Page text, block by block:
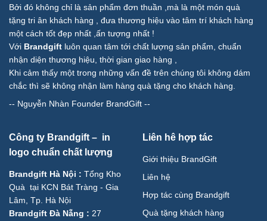
Bởi đó không chỉ là sản phẩm đơn thuần ,mà là một món quà
tặng tri ân khách hàng , đưa thương hiệu vào tâm trí khách hàng
một cách tốt đẹp nhất ,ấn tượng nhất !
Với Brandgift luôn quan tâm tới chất lượng sản phẩm, chuẩn
nhận diện thương hiệu, thời gian giao hàng ,
Khi cảm thấy một trong những vấn đề trên chúng tôi không dám
chắc thì sẽ không nhận làm hàng quà tặng cho khách hàng.
-- Nguyễn Nhàn Founder BrandGift --
Công ty Brandgift – in
logo chuẩn chất lượng
Brandgift Hà Nội : Tổng Kho
Quà tại KCN Bát Tràng - Gia
Lâm, Tp. Hà Nội
Brandgift Đà Nẵng : 27
Liên hê hợp tác
Giới thiệu BrandGift
Liên hệ
Hợp tác cùng Brandgift
Quà tặng khách hàng